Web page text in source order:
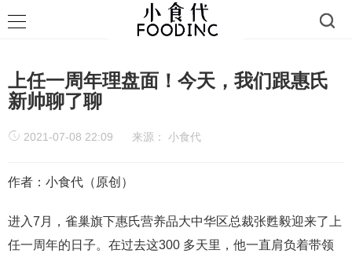
上任一周年理盘面！今天，我们跟惠氏
新帅聊了聊
2021-07-08 22:09 来源： 小食代
作者：小食代（原创）
进入7月，雀巢旗下惠氏营养品大中华区总裁张甦毅迎来了上
任一周年的日子。在过去这300 多天里，他一直肩负着带领